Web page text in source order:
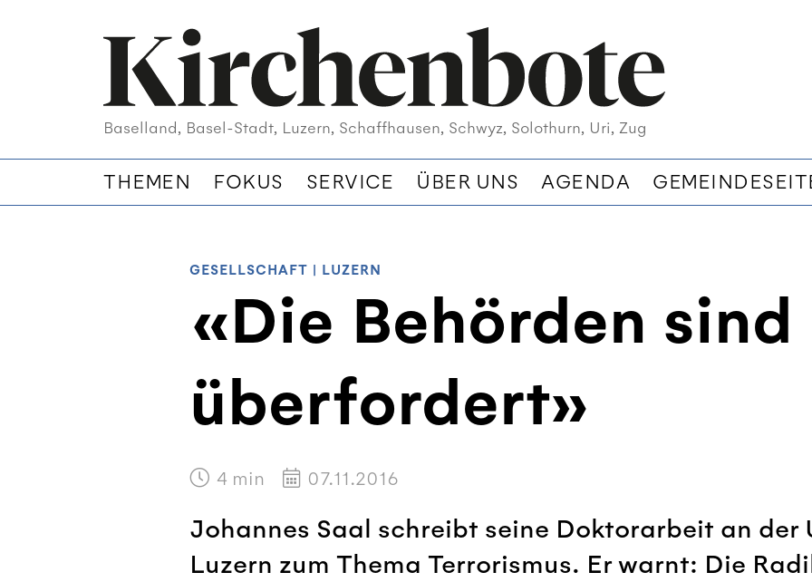
Baselland, Basel-Stadt, Luzern, Schaffhausen, Schwyz, Solothurn, Uri, Zug
THEMEN FOKUS SERVICE ÜBER UNS AGENDA
GESELLSCHAFT LUZERN
«Die Behörden sind
überfordert»
4 min 07.11.2016
Johannes Saal schreibt seine Doktorarbeit an der
Luzern zum Thema Terrorismus. Er warnt: Die